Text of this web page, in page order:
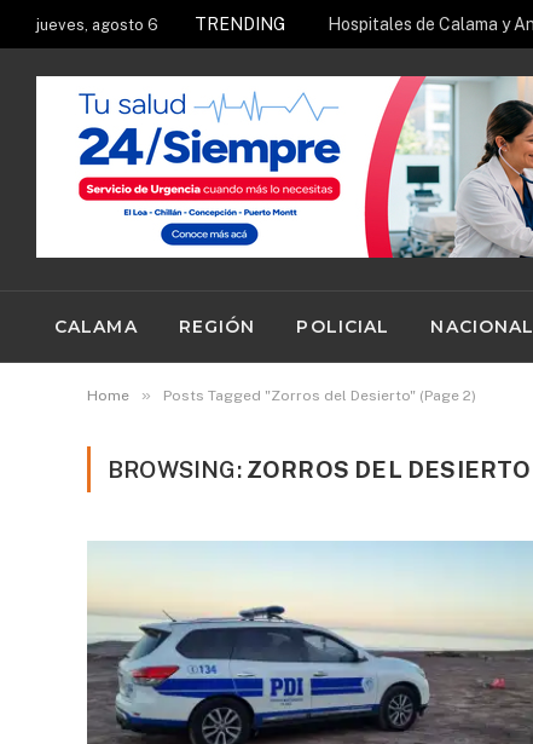
jueves, agosto 6 TRENDING
CALAMA REGIÓN POLICIAL NACIONAL
Home » Posts Tagged "Zorros del Desierto" (Page 2)
BROWSING: ZORROS DEL DESIERTO